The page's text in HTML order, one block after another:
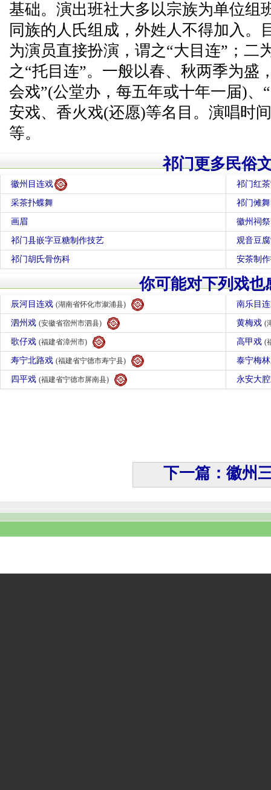
基础。演出班社大多以宗族为单位组
同族的人氏组成，外姓人不得加入。
为演员直接扮演，谓之“大目连”；二
之“托目连”。一般以春、秋两季为盛
会戏”(公堂办，每五年或十年一届)、
安戏、香火戏(还愿)等名目。演唱时
等。
祁门更多民俗
徽州目连戏 祁门红
采茶扑蝶舞 祁门傩舞
画眉 徽州祠
祁门县嵌字豆糖制作技艺 观音豆
祁门胡氏骨伤科 安茶制
你可能对下列戏也
辰河目连戏 (湖南省怀化市溆浦县) 南乐目
泗州戏 (安徽省宿州市泗县) 黄梅戏 (
歌仔戏 (福建省漳州市) 高甲戏 (
寿宁北路戏 (福建省宁德市寿宁县) 泰宁梅
四平戏 (福建省宁德市屏南县) 永安大
下一篇：徽州